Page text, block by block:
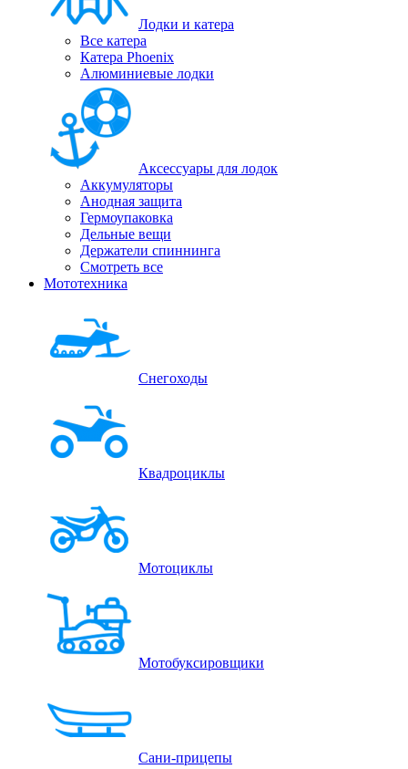
Лодки и катера
Все катера
Катера Phoenix
Алюминиевые лодки
Аксессуары для лодок
Аккумуляторы
Анодная защита
Гермоупаковка
Дельные вещи
Держатели спиннинга
Смотреть все
Мототехника
Снегоходы
Квадроциклы
Мотоциклы
Мотобуксировщики
Сани-прицепы